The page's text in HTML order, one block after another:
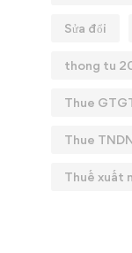
Sửa đổi
thong tu
Thue
Thue
Thuế xuất